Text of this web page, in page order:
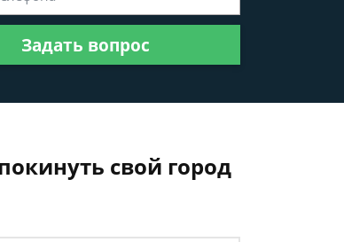
Задать вопрос
свой город